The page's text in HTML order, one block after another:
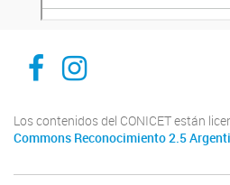
Inibioma-Conicet/Unco
Los contenidos del CONICET están
Commons Reconocimiento 2.5